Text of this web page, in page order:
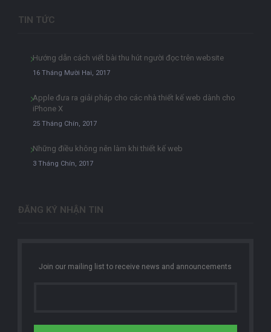
TIN TỨC
Hướng dẫn cách viết bài thu hút người đọc trên website
16 Tháng Mười Hai, 2017
Apple đưa ra giải pháp cho các nhà thiết kế web dành cho
iPhone X
25 Tháng Chín, 2017
Những điều không nên làm khi thiết kế web
3 Tháng Chín, 2017
ĐĂNG KÝ NHẬN TIN
Join our mailing list to receive news and announcements